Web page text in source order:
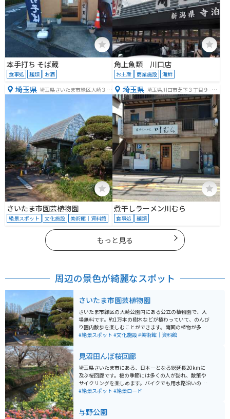
本手打ち そば蔵
食事処 麺類 お酒
角上魚類 川口店
お土産 商業施設 海鮮
埼玉県 埼玉県さいたま市緑区大崎３１
５６−１
さいたま市園芸植物園
絶景スポット 文化施設 美術館｜資料館
埼玉県 埼玉県川口市芝下３丁目９−２
１
煮干しラーメン川むら
食事処 麺類
もっと見る
周辺の景色が綺麗なスポット
さいたま市園芸植物園
さいたま市緑区の大崎公園内にある公立の植物園で、入
場無料です。約1万本の樹木などが植わっていて、のんび
り園内散歩を楽しむことができます。南国の植物が多数
観察できる温室は、残念ながら2025年5月末で閉館にな
#絶景スポット #文化施設#美術館｜資料館
見沼田んぼ桜回廊
埼玉県さいたま市にある、日本一となる総延長20kmに
及ぶ桜回廊です。桜の季節には多くの人が訪れ、散策や
サイクリングを楽しめます。バイクでも用水路沿いの道
や農道を通りながら、桜や菜の花を眺めることが可能で
っている眺望は、ちょっとシュールです。
#絶景スポット #絶景ロード
与野公園